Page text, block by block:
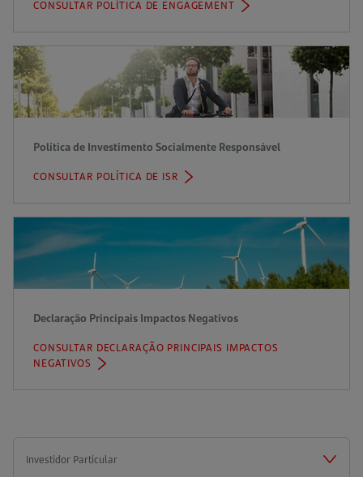
CONSULTAR POLÍTICA DE ENGAGEMENT (ABRE
ABA)
Política de Investimento Socialmente Responsável
CONSULTAR POLÍTICA DE ISR (ABRE
ABA)
Declaração Principais Impactos Negativos
CONSULTAR DECLARAÇÃO PRINCIPAIS IMPACTOS
NEGATIVOS (ABRE